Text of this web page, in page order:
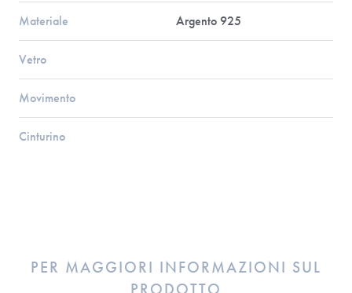
Materiale Argento 925
Vetro
Movimento
Cinturino
PER MAGGIORI INFORMAZIONI SUL